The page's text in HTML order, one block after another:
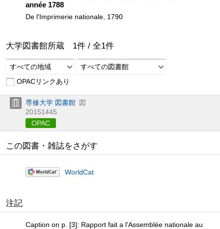
année 1788
De l'Imprimerie nationale, 1790
大学図書館所蔵 1件 / 全1件
すべての地域
すべての図書館
OPACリンクあり
専修大学 図書館 図
20151445
OPAC
この図書・雑誌をさがす
WorldCat
注記
Caption on p. [3]: Rapport fait a l'Assemblée nationale au